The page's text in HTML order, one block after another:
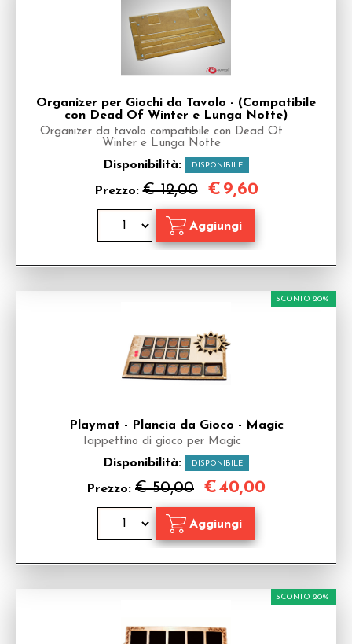
Organizer per Giochi da Tavolo - (Compatibile
con Dead Of Winter e Lunga Notte)
Organizer da tavolo compatibile con Dead Of
Winter e Lunga Notte
Disponibilità: DISPONIBILE
Prezzo:€ 12,00 € 9,60
Playmat - Plancia da Gioco - Magic
Tappettino di gioco per Magic
Disponibilità: DISPONIBILE
Prezzo: € 50,00
SCONTO 20%
€40,00
SCONTO 20%